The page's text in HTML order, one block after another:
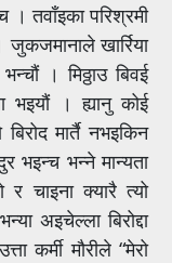
। तवाँइका परिश्रमी
खार्रिया
। मिठ्ठाउ बिवई
भइयौं । ह्यानु कोई
मार्तै नभइकिन
भइन्च भन्ने मान्यता
चाइना क्यारै त्यो
अइचेल्ला बिरोद्दा
कर्मी मौरीले “मेरो